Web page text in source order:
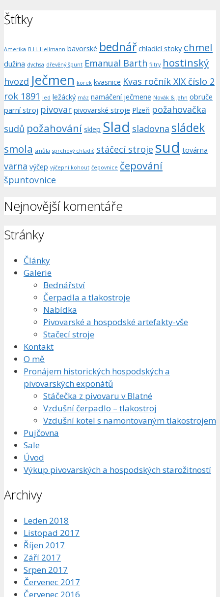
Štítky
Amerika B.H. Hellmann bavorské bednář chladící stoky chmel
dužina dychsa dřevěný špunt Emanual Barth filtry hostinský
hvozd Ječmen korek kvasnice Kvas ročník XIX číslo 2
rok 1891 led ležácký máz namáčení ječmene Novák & Jahn obruče
parní stroj pivovar pivovarské stroje Plzeň požahovačka
sudů požahování sklep Slad sladovna sládek
smola smůla sprchový chladič stáčecí stroje sud továrna
varna výčep výčepní kohout čepovnice čepování
špuntovnice
Nejnovější komentáře
Stránky
Články
Galerie
Bednářství
Čerpadla a tlakostroje
Nabídka
Pivovarské a hospodské artefakty-vše
Stačecí stroje
Kontakt
O mě
Pronájem historických hospodských a
pivovarských exponátů
Stáčečka z pivovaru v Blatné
Vzdušní čerpadlo – tlakostroj
Vzdušní kotel s namontovaným tlakostrojem
Pujčovna
Sale
Úvod
Výkup pivovarských a hospodských starožitností
Archivy
Leden 2018
Listopad 2017
Říjen 2017
Září 2017
Srpen 2017
Červenec 2017
Červenec 2016